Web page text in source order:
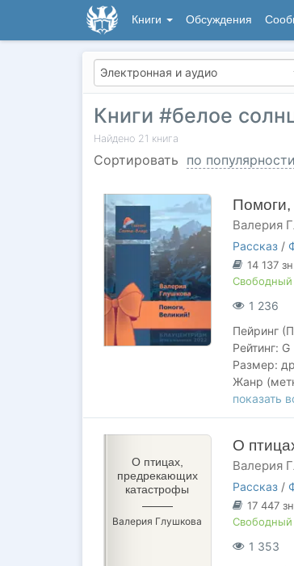
Книги Обсуждения
Книги #белое
Найдено 21 книга
Сортировать по популярности
Помоги,
Валерия
Рассказ /
14 137
Свободный
1 236
Пейринг
Рейтинг: G
Размер:
Жанр
Саммари:
показать
О птицах,
предрекающих
катастрофы
Валерия Глушкова
О
Валерия
Рассказ /
17 447
Свободный
1 353